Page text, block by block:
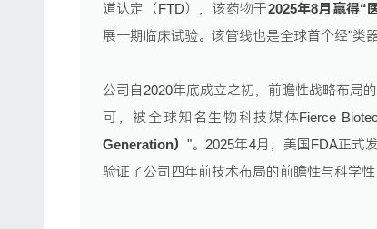
道认定（FTD），该药物于2025年8月赢得“
展一期临床试验。该管线也是全球首个经"类
公司自2020年底成立之初，前瞻性战略布局
可，被全球知名生物科技媒体Fierce
Generation）"。2025年4月，美国FDA正式
验证了公司四年前技术布局的前瞻性与科学性